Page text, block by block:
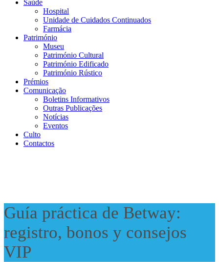
Saúde
Hospital
Unidade de Cuidados Continuados
Farmácia
Património
Museu
Património Cultural
Património Edificado
Património Rústico
Prémios
Comunicação
Boletins Informativos
Outras Publicações
Notícias
Eventos
Culto
Contactos
Guía práctica de Betway:
registro, bonos y consejos
VIP